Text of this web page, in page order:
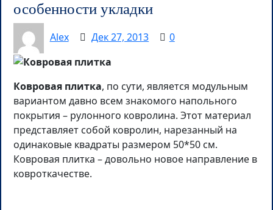
особенности укладки
Alex Дек 27, 2013 0
Ковровая плитка, по сути, является модульным
вариантом давно всем знакомого напольного
покрытия – рулонного ковролина. Этот материал
представляет собой ковролин, нарезанный на
одинаковые квадраты размером 50*50 см.
Ковровая плитка – довольно новое направление в
ковроткачестве.